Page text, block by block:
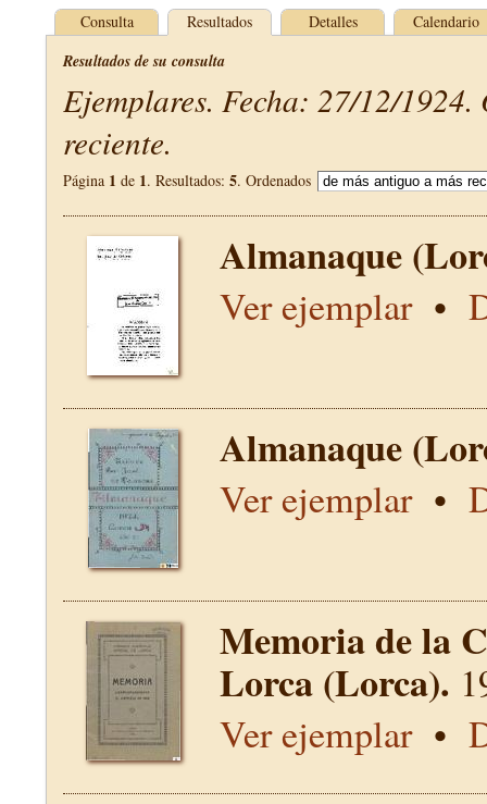
Consulta Resultados Detalles Calendario
Resultados de su consulta
Ejemplares. Fecha: 27/12/1924.
reciente.
Página 1 de 1. Resultados: 5. Ordenados
Almanaque
Ver ejemplar•
Almanaque
Ver ejemplar•
Memoria de la
Lorca (Lorca).
Ver ejemplar•